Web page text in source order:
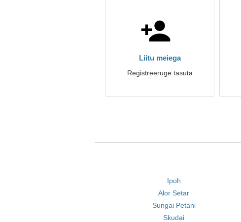
Liitu meiega
Registreeruge tasuta
Ipoh
Alor Setar
Sungai Petani
Skudai